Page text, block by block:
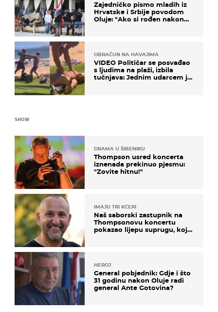
Zajedničko pismo mladih iz
Hrvatske i Srbije povodom
Oluje: "Ako si rođen nakon
OBRAČUN NA HAVAJIMA
VIDEO Političar se posvađao
s ljudima na plaži, izbila
tučnjava: Jednim udarcem je
SHOW
DRAMA U ŠIBENIKU
Thompson usred koncerta
iznenada prekinuo pjesmu:
"Zovite hitnu!"
IMAJU TRI KĆERI
Naš saborski zastupnik na
Thompsonovu koncertu
pokazao lijepu suprugu, koja
HEROJ
General pobjednik: Gdje i što
31 godinu nakon Oluje radi
general Ante Gotovina?